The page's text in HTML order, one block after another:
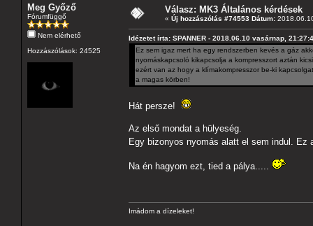
Meg Győző
Fórumfüggő
Nem elérhető
Hozzászólások: 24525
Válasz: MK3 Általános kérdések
« Új hozzászólás #74553 Dátum:
Idézetet írta: SPANNER - 2018.06.10 vasárnap,
Ez sem igaz mert ha egy rendszerben kevés a gáz
nyomáskapcsoló kikapcsolja a kompresszort aztán
ezért van az hogy a klímakompresszor be-ki
a magas körben!
Hát persze!
Az első mondat a hülyeség.
Egy bizonyos nyomás alatt el sem indul.
Na én hagyom ezt, tied a pálya.....
Imádom a dízeleket!